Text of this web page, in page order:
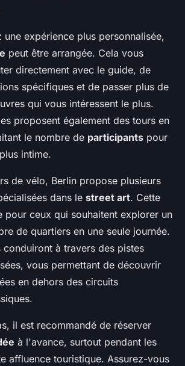
une expérience plus personnalisée,
peut être arrangée. Cela vous
directement avec le guide, de
spécifiques et de passer plus de
qui vous intéressent le plus.
proposent également des tours en
le nombre de participants pour
intime.
de vélo, Berlin propose plusieurs
dans le street art. Cette
pour ceux qui souhaitent explorer un
de quartiers en une seule journée.
conduiront à travers des pistes
vous permettant de découvrir
en dehors des circuits
il est recommandé de réserver
à l'avance, surtout pendant les
affluence touristique. Assurez-vous